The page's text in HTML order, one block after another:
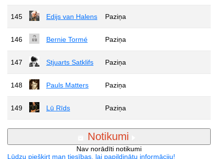
145 Edijs van Halens Paziņa
146 Bernie Tormé Paziņa
147 Stjuarts Satklifs Paziņa
148 Pauls Matters Paziņa
149 Lū Rīds Paziņa
Notikumi
Nav norādīti notikumi
Lūdzu piešķirt man tiesības, lai papildinātu informāciju!